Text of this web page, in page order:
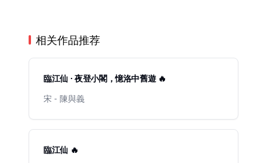
相关作品推荐
臨江仙 · 夜登小閣，憶洛中舊遊 🔥
宋 - 陳與義
臨江仙 🔥